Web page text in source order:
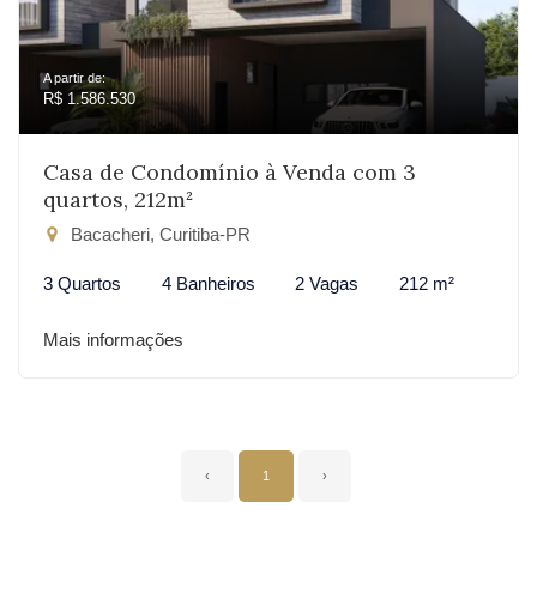
A partir de:
R$ 1.586.530
Casa de Condomínio à Venda com 3
quartos, 212m²
Bacacheri, Curitiba-PR
3 Quartos 4 Banheiros 2 Vagas 212 m²
Mais informações
‹ 1 ›